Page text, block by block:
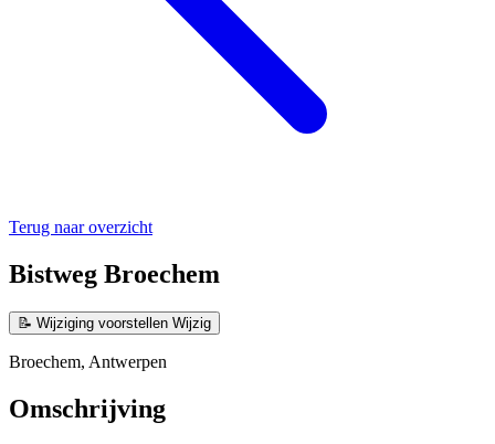
Terug naar overzicht
Bistweg Broechem
📝 Wijziging voorstellen Wijzig
Broechem, Antwerpen
Omschrijving